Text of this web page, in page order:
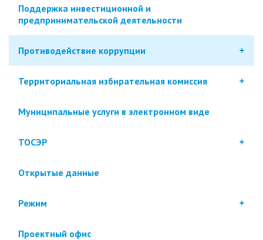
Поддержка инвестиционной и
предпринимательской деятельности
Противодействие коррупции
Территориальная избирательная комиссия
Муниципальные услуги в электронном виде
ТОСЭР
Открытые данные
Режим
Проектный офис